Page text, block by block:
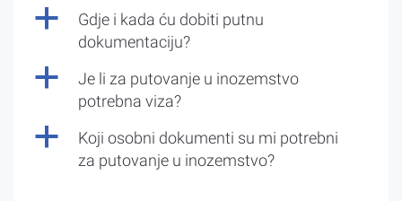
a
Gdje i kada ću dobiti putnu
dokumentaciju?
a
Je li za putovanje u inozemstvo
potrebna viza?
a
Koji osobni dokumenti su mi potrebni
za putovanje u inozemstvo?